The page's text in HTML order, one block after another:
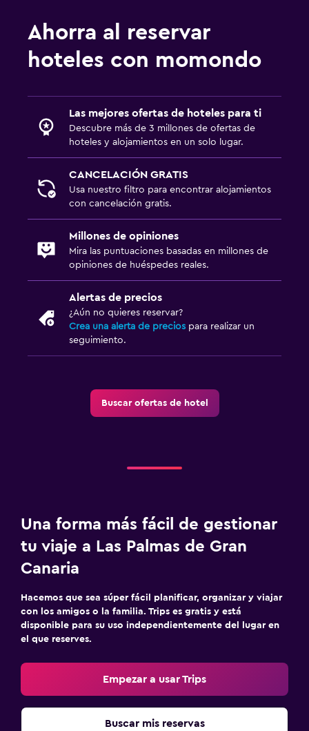
Ahorra al reservar
hoteles con momondo
Las mejores ofertas de hoteles para ti
Descubre más de 3 millones de ofertas de
hoteles y alojamientos en un solo lugar.
CANCELACIÓN GRATIS
Usa nuestro filtro para encontrar alojamientos
con cancelación gratis.
Millones de opiniones
Mira las puntuaciones basadas en millones de
opiniones de huéspedes reales.
Alertas de precios
¿Aún no quieres reservar?
Crea una alerta de precios para realizar un
seguimiento.
Buscar ofertas de hotel
Una forma más fácil de gestionar
tu viaje a Las Palmas de Gran
Canaria
Hacemos que sea súper fácil planificar, organizar y viajar
con los amigos o la familia. Trips es gratis y está
disponible para su uso independientemente del lugar en
el que reserves.
Empezar a usar Trips
Buscar mis reservas